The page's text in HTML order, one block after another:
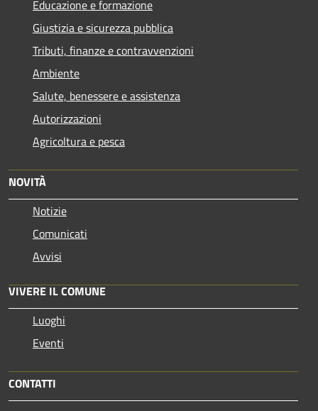
Educazione e formazione
Giustizia e sicurezza pubblica
Tributi, finanze e contravvenzioni
Ambiente
Salute, benessere e assistenza
Autorizzazioni
Agricoltura e pesca
NOVITÀ
Notizie
Comunicati
Avvisi
VIVERE IL COMUNE
Luoghi
Eventi
CONTATTI